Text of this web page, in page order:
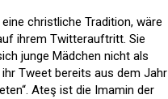
christliche Tradition, wäre
ihrem Twitterauftritt. Sie
junge Mädchen nicht als
Tweet bereits aus dem Jahr
Ateş ist die Imamin der